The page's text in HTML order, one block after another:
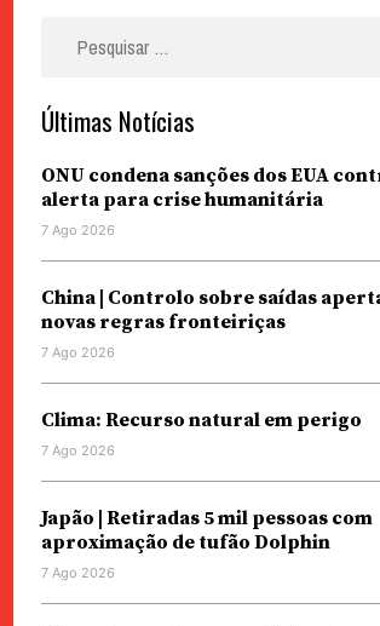
Últimas Notícias
ONU condena sanções dos EUA
alerta para crise humanitária
7 Ago 2026
China | Controlo sobre saídas
novas regras fronteiriças
7 Ago 2026
Clima: Recurso natural em perigo
7 Ago 2026
Japão | Retiradas 5 mil pessoas com
aproximação de tufão Dolphin
7 Ago 2026